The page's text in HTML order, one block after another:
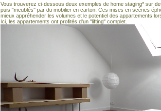
Vous trouverez ci-dessous deux exemples de home staging* sur
puis "meublés" par du mobilier en carton. Ces mises en scènes
mieux appréhender les volumes et le potentiel des appartements
Ici, les appartements ont profités d'un "lifting" complet.